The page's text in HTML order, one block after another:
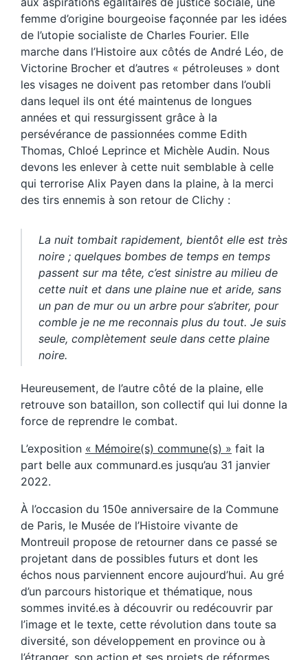
femme d’origine bourgeoise façonnée par les idées
de l’utopie socialiste de Charles Fourier. Elle
marche dans l’Histoire aux côtés de André Léo, de
Victorine Brocher et d’autres « pétroleuses » dont
les visages ne doivent pas retomber dans l’oubli
dans lequel ils ont été maintenus de longues
années et qui ressurgissent grâce à la
persévérance de passionnées comme Edith
Thomas, Chloé Leprince et Michèle Audin. Nous
devons les enlever à cette nuit semblable à celle
qui terrorise Alix Payen dans la plaine, à la merci
des tirs ennemis à son retour de Clichy :
La nuit tombait rapidement, bientôt elle est très
noire ; quelques bombes de temps en temps
passent sur ma tête, c’est sinistre au milieu de
cette nuit et dans une plaine nue et aride, sans
un pan de mur ou un arbre pour s’abriter, pour
comble je ne me reconnais plus du tout. Je suis
seule, complètement seule dans cette plaine
noire.
Heureusement, de l’autre côté de la plaine, elle
retrouve son bataillon, son collectif qui lui donne la
force de reprendre le combat.
L’exposition « Mémoire(s) commune(s) » fait la
part belle aux communard.es jusqu’au 31 janvier
2022.
À l’occasion du 150e anniversaire de la Commune
de Paris, le Musée de l’Histoire vivante de
Montreuil propose de retourner dans ce passé se
projetant dans de possibles futurs et dont les
échos nous parviennent encore aujourd’hui. Au gré
d’un parcours historique et thématique, nous
sommes invité.es à découvrir ou redécouvrir par
l’image et le texte, cette révolution dans toute sa
diversité, son développement en province ou à